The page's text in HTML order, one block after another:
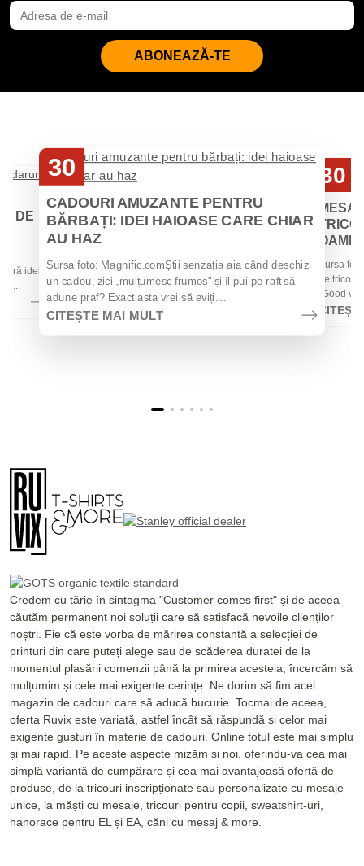
ABONEAZĂ-TE
DE
idei
30
CADOURI AMUZANTE PENTRU
BĂRBAȚI: IDEI HAIOASE CARE CHIAR
AU HAZ
Sursa foto: Magnific.comȘtii senzația aia când deschizi
un cadou, zici „mulțumesc frumos" și îl pui pe raft să
adune praf? Exact asta vrei să eviți....
CITEȘTE MAI MULT
30
Sursa
de
„Good
Credem cu tărie în sintagma "Customer comes first" și de aceea
căutăm permanent noi soluții care să satisfacă nevoile clienților
noștri. Fie că este vorba de mărirea constantă a selecției de
printuri din care puteți alege sau de scăderea duratei de la
momentul plasării comenzii până la primirea acesteia, încercăm să
mulțumim și cele mai exigente cerințe. Ne dorim să fim acel
magazin de cadouri care să aducă bucurie. Tocmai de aceea,
oferta Ruvix este variată, astfel încât să răspundă și celor mai
exigente gusturi în materie de cadouri. Online totul este mai simplu
și mai rapid. Pe aceste aspecte mizăm și noi, oferindu-va cea mai
simplă variantă de cumpărare și cea mai avantajoasă ofertă de
produse, de la tricouri inscripționate sau personalizate cu mesaje
unice, la măști cu mesaje, tricouri pentru copii, sweatshirt-uri,
hanorace pentru EL și EA, căni cu mesaj & more.